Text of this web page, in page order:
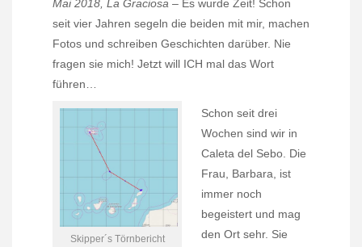
Mai 2018, La Graciosa – Es wurde Zeit! Schon
seit vier Jahren segeln die beiden mit mir, machen
Fotos und schreiben Geschichten darüber. Nie
fragen sie mich! Jetzt will ICH mal das Wort
führen…
Skipper´s Törnbericht
Schon seit drei
Wochen sind wir in
Caleta del Sebo. Die
Frau, Barbara, ist
immer noch
begeistert und mag
den Ort sehr. Sie